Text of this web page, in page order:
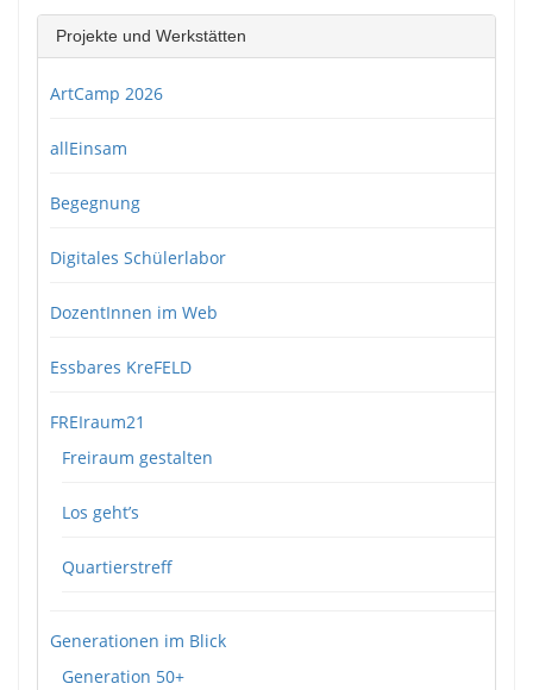
Projekte und Werkstätten
ArtCamp 2026
allEinsam
Begegnung
Digitales Schülerlabor
DozentInnen im Web
Essbares KreFELD
FREIraum21
Freiraum gestalten
Los geht’s
Quartierstreff
Generationen im Blick
Generation 50+